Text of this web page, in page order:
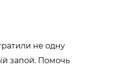
не одну
запой. Помочь